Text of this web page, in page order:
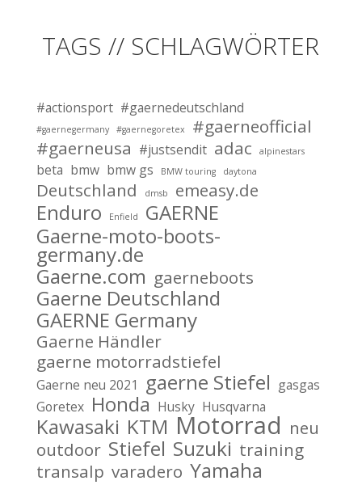
TAGS // SCHLAGWÖRTER
#actionsport #gaernedeutschland
#gaernegermany #gaernegoretex
#gaerneofficial
#gaerneusa #justsendit adac alpinestars
beta bmw bmw gs BMW touring daytona
Deutschland dmsb emeasy.de
Enduro Enfield
GAERNE
Gaerne-moto-boots-
germany.de
Gaerne.com gaerneboots
Gaerne Deutschland
GAERNE Germany
Gaerne Händler
gaerne motorradstiefel
Gaerne neu 2021 gaerne Stiefel gasgas
Goretex Honda Husky Husqvarna
Kawasaki KTM Motorrad neu
outdoor Stiefel Suzuki training
transalp varadero Yamaha